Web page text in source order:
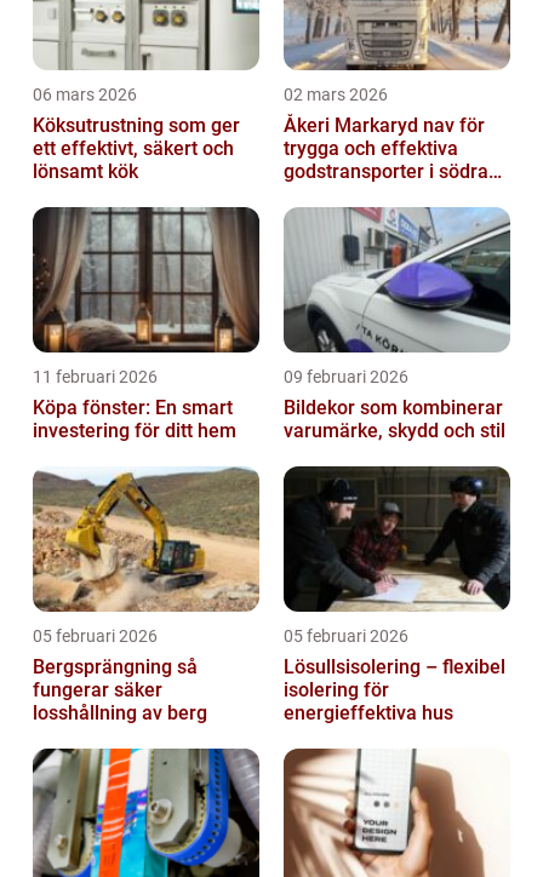
06 mars 2026
Köksutrustning som ger
ett effektivt, säkert och
lönsamt kök
02 mars 2026
Åkeri Markaryd nav för
trygga och effektiva
godstransporter i södra
11 februari 2026
Köpa fönster: En smart
investering för ditt hem
09 februari 2026
Bildekor som kombinerar
varumärke, skydd och stil
05 februari 2026
Bergsprängning så
fungerar säker
losshållning av berg
05 februari 2026
Lösullsisolering – flexibel
isolering för
energieffektiva hus